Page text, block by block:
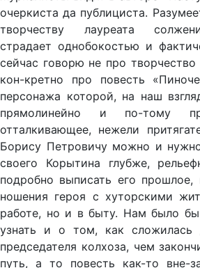
очеркиста да публициста.
творчеству лауреата
страдает однобокостью и
сейчас говорю не про
кон-кретно про повесть
персонажа которой, на наш
прямолинейно и по-тому
отталкивающее, нежели
Борису Петровичу можно и
своего Корытина глубже,
подробно выписать его прошлое,
ношения героя с хуторскими
работе, но и в быту. Нам было
узнать и о том, как сложилась
председателя колхоза, чем
путь, а то повесть как-то вне-